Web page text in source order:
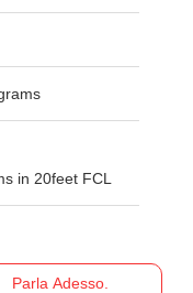
in 20feet FCL
Parla Adesso.